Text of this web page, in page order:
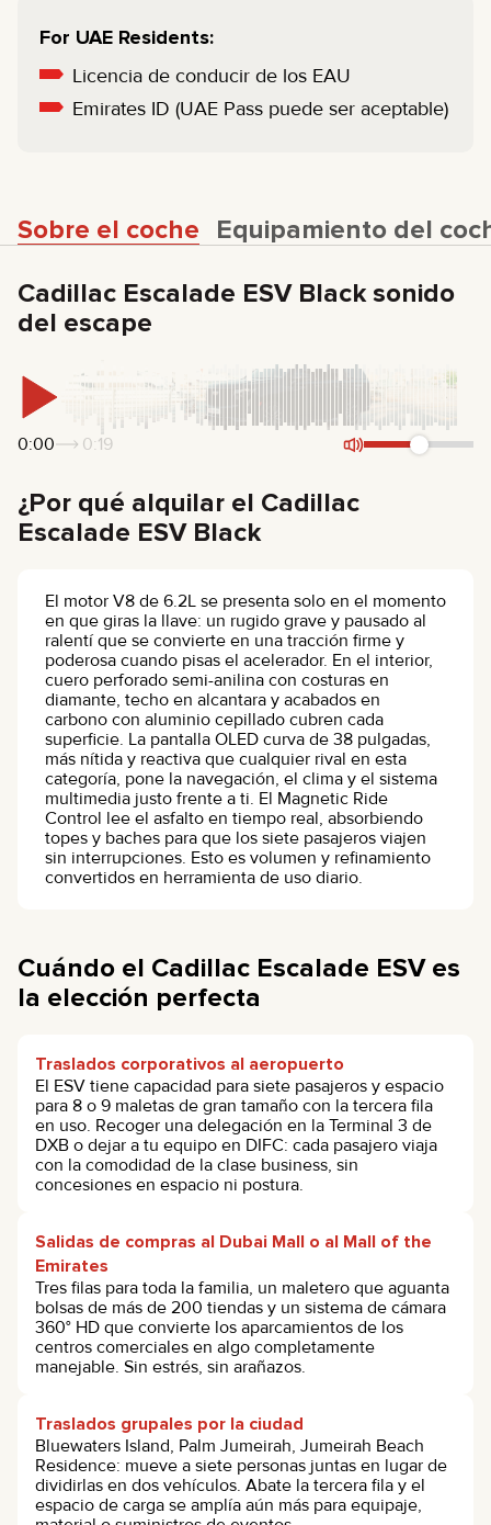
For UAE Residents:
Licencia de conducir de los EAU
Emirates ID (UAE Pass puede ser aceptable)
Sobre el coche
Equipamiento del
Cadillac Escalade ESV Black sonido
del escape
0:00 0:19
¿Por qué alquilar el Cadillac
Escalade ESV Black
El motor V8 de 6.2L se presenta solo en el momento
en que giras la llave: un rugido grave y pausado al
ralentí que se convierte en una tracción firme y
poderosa cuando pisas el acelerador. En el interior,
cuero perforado semi-anilina con costuras en
diamante, techo en alcantara y acabados en
carbono con aluminio cepillado cubren cada
superficie. La pantalla OLED curva de 38 pulgadas,
más nítida y reactiva que cualquier rival en esta
categoría, pone la navegación, el clima y el sistema
multimedia justo frente a ti. El Magnetic Ride
Control lee el asfalto en tiempo real, absorbiendo
topes y baches para que los siete pasajeros viajen
sin interrupciones. Esto es volumen y refinamiento
convertidos en herramienta de uso diario.
Cuándo el Cadillac Escalade ESV es
la elección perfecta
Traslados corporativos al aeropuerto
El ESV tiene capacidad para siete pasajeros y espacio
para 8 o 9 maletas de gran tamaño con la tercera fila
en uso. Recoger una delegación en la Terminal 3 de
DXB o dejar a tu equipo en DIFC: cada pasajero viaja
con la comodidad de la clase business, sin
concesiones en espacio ni postura.
Salidas de compras al Dubai Mall o al Mall of the
Emirates
Tres filas para toda la familia, un maletero que aguanta
bolsas de más de 200 tiendas y un sistema de cámara
360° HD que convierte los aparcamientos de los
centros comerciales en algo completamente
manejable. Sin estrés, sin arañazos.
Traslados grupales por la ciudad
Bluewaters Island, Palm Jumeirah, Jumeirah Beach
Residence: mueve a siete personas juntas en lugar de
dividirlas en dos vehículos. Abate la tercera fila y el
espacio de carga se amplía aún más para equipaje,